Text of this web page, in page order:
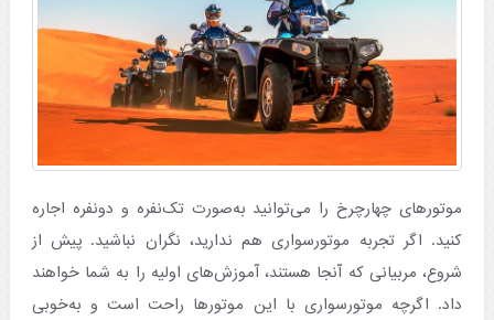
موتورهای چهارچرخ را می‌توانید به‌صورت تک‌نفره و دونفره اجاره
کنید. اگر تجربه موتورسواری هم ندارید، نگران نباشید. پیش از
شروع، مربیانی که آنجا هستند،‌ آموزش‌های اولیه را به شما خواهند
داد. اگرچه موتورسواری با این موتورها راحت است و به‌خوبی